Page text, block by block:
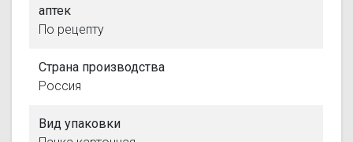
аптек
По рецепту
Страна производства
Россия
Вид упаковки